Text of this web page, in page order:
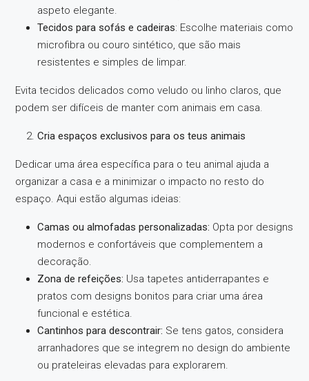
aspeto elegante.
Tecidos para sofás e cadeiras: Escolhe materiais como
microfibra ou couro sintético, que são mais
resistentes e simples de limpar.
Evita tecidos delicados como veludo ou linho claros, que
podem ser difíceis de manter com animais em casa.
Cria espaços exclusivos para os teus animais
Dedicar uma área específica para o teu animal ajuda a
organizar a casa e a minimizar o impacto no resto do
espaço. Aqui estão algumas ideias:
Camas ou almofadas personalizadas: Opta por designs
modernos e confortáveis que complementem a
decoração.
Zona de refeições: Usa tapetes antiderrapantes e
pratos com designs bonitos para criar uma área
funcional e estética.
Cantinhos para descontrair: Se tens gatos, considera
arranhadores que se integrem no design do ambiente
ou prateleiras elevadas para explorarem.